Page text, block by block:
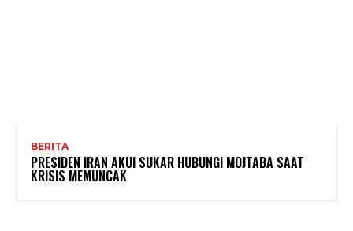
BERITA
PRESIDEN IRAN AKUI SUKAR HUBUNGI MOJTABA SAAT
KRISIS MEMUNCAK